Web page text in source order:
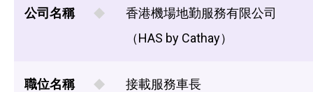
公司名稱
香港機場地勤服務有限公司
（HAS by Cathay）
職位名稱 接載服務車長